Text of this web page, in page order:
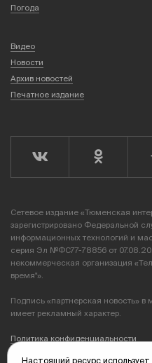
Погода
Видео
Новости
Архив новостей
Печатное издание
Сетевое издание «Тюменская
зарегистрировано Федеральной
информационных технологий и
серия Эл №ФС77-78856 от
некоммерческая организация
время"».
Подпись «партнерская новость»
имеет рекламный характер.
Политика конфиденциальности
Настоящий ресурс